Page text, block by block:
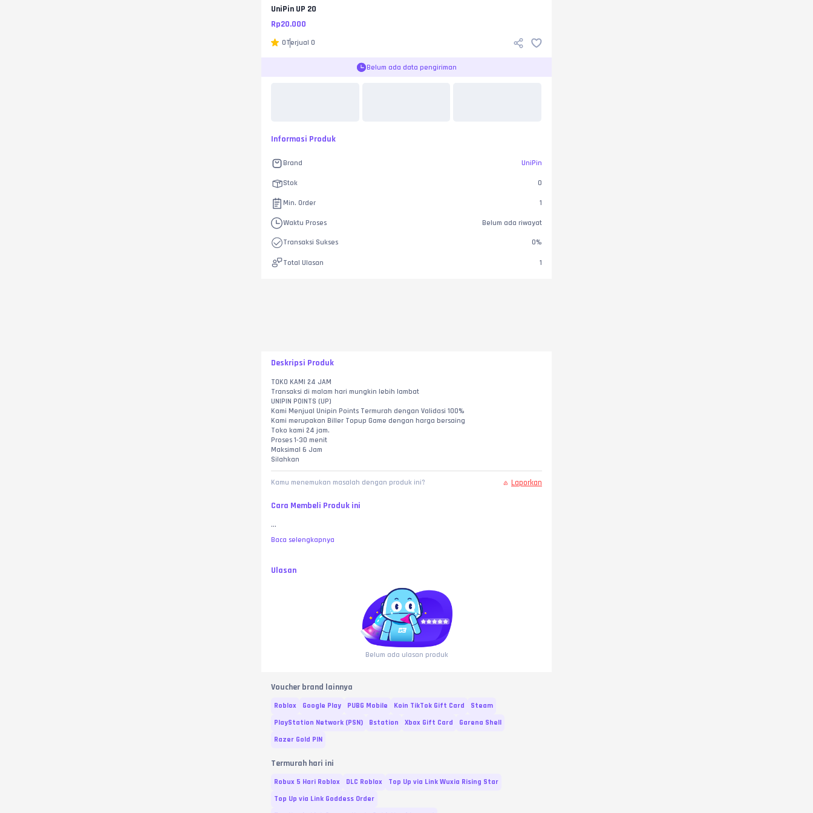
UniPin UP 20
Rp20.000
0Terjual 0
Belum ada data pengiriman
Informasi Produk
Brand UniPin
Stok 0
Min. Order 1
Waktu Proses Belum ada riwayat
Transaksi Sukses 0%
Total Ulasan 1
Deskripsi Produk
TOKO KAMI 24 JAM
Transaksi di malam hari mungkin lebih lambat
UNIPIN POINTS (UP)
Kami Menjual Unipin Points Termurah dengan Validasi 100%
Kami merupakan Biller Topup Game dengan harga bersaing
Toko kami 24 jam.
Proses 1-30 menit
Maksimal 6 Jam
Silahkan
Kamu menemukan masalah dengan produk ini? Laporkan
Cara Membeli Produk ini
...
Baca selengkapnya
Ulasan
Belum ada ulasan produk
Voucher brand lainnya
Roblox Google Play PUBG Mobile Koin TikTok Gift Card
Steam
PlayStation Network (PSN)
Bstation Xbox Gift Card
Garena Shell
Razer Gold PIN
Termurah hari ini
Robux 5 Hari Roblox DLC Roblox
Top Up via Link Wuxia Rising Star
Top Up via Link Goddess Order